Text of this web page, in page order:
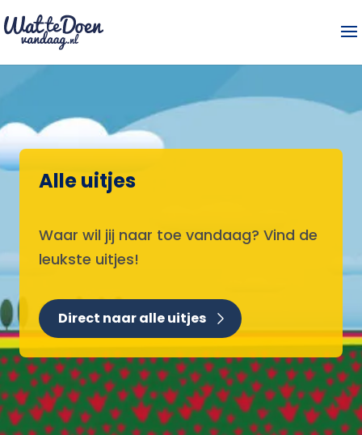
Alle uitjes
Waar wil jij naar toe vandaag? Vind de
leukste uitjes!
Direct naar alle uitjes